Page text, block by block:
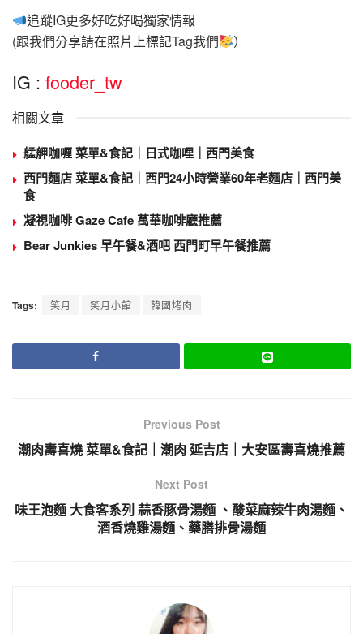
追蹤IG更多好吃好喝獨家情報
(跟我們分享請在照片上標記Tag我們
）
IG : fooder_tw
相關文章
艋舺咖喱 菜單&食記｜日式咖哩｜西門美食
西門麵店 菜單&食記｜西門24小時營業60年老麵店｜西門美
食
凝視咖啡 Gaze Cafe 萬華咖啡廳推薦
Bear Junkies 早午餐&酒吧 西門町早午餐推薦
Tags: 笑月 笑月小館 韓國烤肉
Previous Post
潮肉壽喜燒 菜單&食記｜潮肉 延吉店｜大安區壽喜燒推薦
Next Post
味王泡麵 大食客系列 蒜香豚骨湯麵 、酸菜麻辣牛肉湯麵、
酒香燒雞湯麵、藥膳排骨湯麵